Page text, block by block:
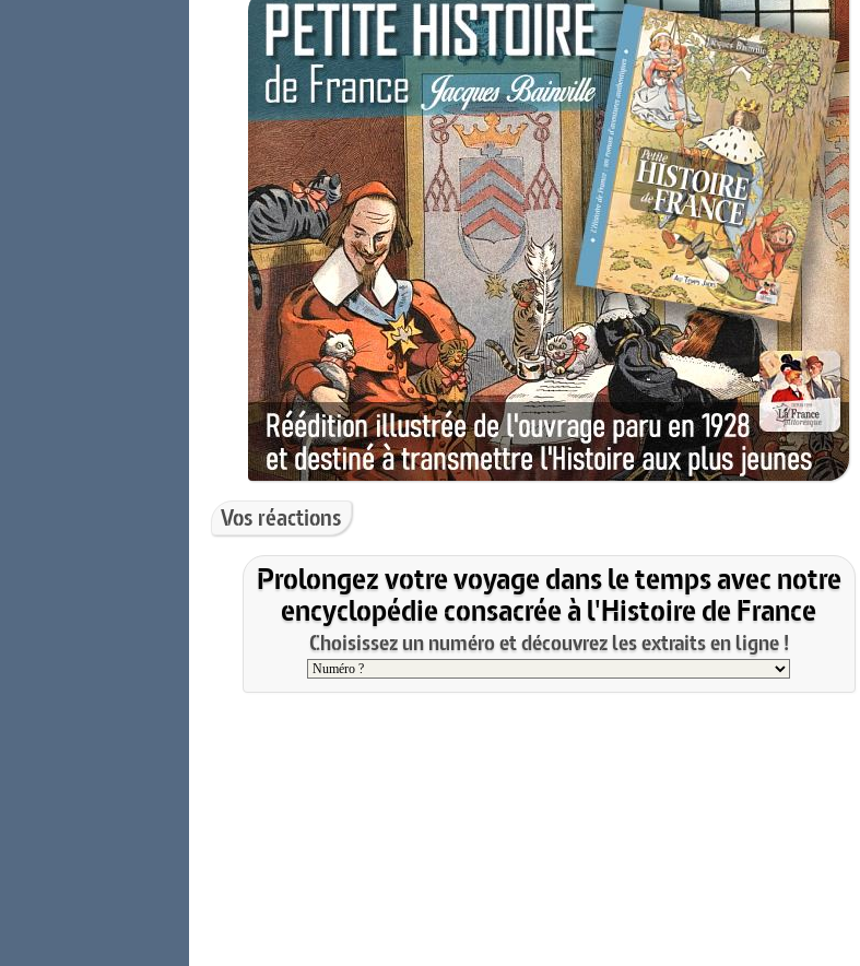
Vos réactions
Prolongez votre voyage dans le temps avec notre
encyclopédie consacrée à l'Histoire de France
Choisissez un numéro et découvrez les extraits en ligne !